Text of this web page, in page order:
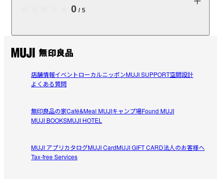
※組み合わせて使える木製収納・本体の販売は終了いたしまし
「 ※組み合わせて使える木製収納・本体・ミドルタイプ・スリ
につき個体差」がございます。予めご了承ください。
取扱説明書
0 / 5
商品の使い方やレビューの投稿をお待ちしております。
レビューを投稿する
店舗情報イベントローカルニッポンMUJI SUPPORT空間設計
よくある質問
無印良品の家Café&Meal MUJIキャンプ場Found MUJI
MUJI BOOKSMUJI HOTEL
MUJI アプリカタログMUJI CardMUJI GIFT CARD法人のお客様へ
Tax-free Services